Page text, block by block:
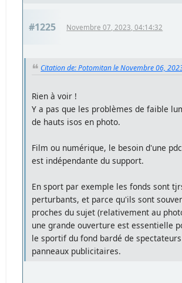
#1225 Novembre 07, 2023, 04:14:32
Citation de: Potomitan le Novembre 06,
Rien à voir !
Y a pas que les problèmes de faible
de hauts isos en photo.
Film ou numérique, le besoin d'une
est indépendante du support.
En sport par exemple les fonds sont
perturbants, et parce qu'ils sont
proches du sujet (relativement au
une grande ouverture est essentielle
le sportif du fond bardé de
panneaux publicitaires.